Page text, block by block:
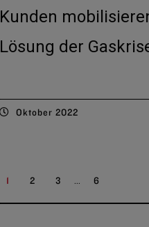
Kunden
Lösung der
Oktober 2022
1 2 3 ... 6